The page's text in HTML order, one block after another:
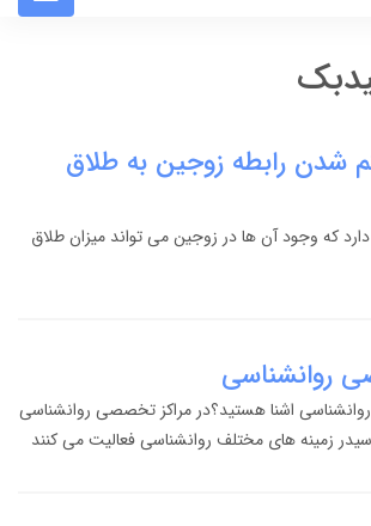
شدن رابطه زوجین به طلاق
که وجود آن ها در زوجین می تواند میزان طلاق
روانشناسی
اشنا هستید؟در مراکز تخصصی روانشناسی
زمینه های مختلف روانشناسی فعالیت می کنند